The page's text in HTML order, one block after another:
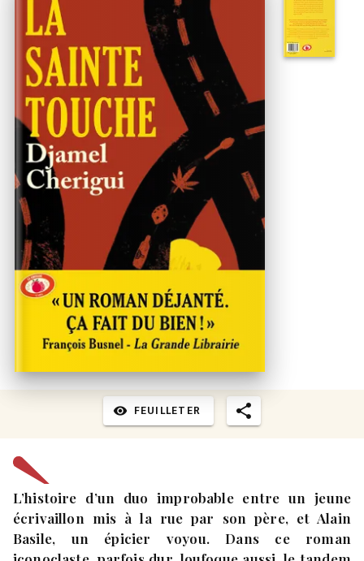
visibility FEUILLETER
L’histoire d’un duo improbable entre un jeune
écrivaillon mis à la rue par son père, et Alain
Basile, un épicier voyou. Dans ce roman